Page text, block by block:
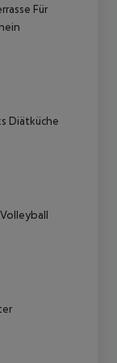
Für
Diätküche